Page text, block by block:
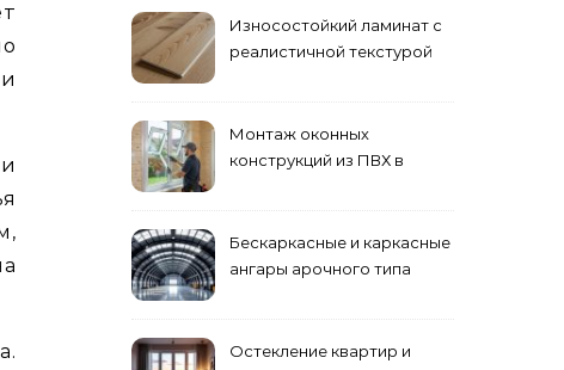
Износостойкий ламинат с
реалистичной текстурой
Монтаж оконных
конструкций из ПВХ в
Бескаркасные и каркасные
ангары арочного типа
Остекление квартир и